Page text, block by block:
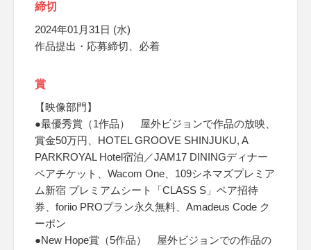
締切
2024年01月31日 (水)
作品提出・応募締切、必着
賞
【映像部門】
●最優秀賞（1作品） 屋外ビジョンで作品の放映、
賞金50万円、HOTEL GROOVE SHINJUKU, A
PARKROYAL Hotel宿泊／JAM17 DININGディナー
ペアチケット、Wacom One、109シネマズプレミア
ム新宿 プレミアムシート「CLASS S」ペア招待
券、foriio PROプラン永久無料、Amadeus Code ク
ーポン
●New Hope賞（5作品） 屋外ビジョンでの作品の